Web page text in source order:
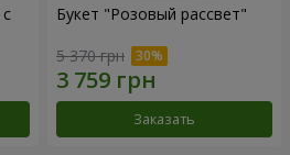
Букет "Розовый рассвет"
5 370 грн
Заказать